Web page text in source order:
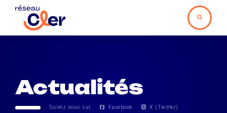
Actualités
Suivez nous sur Facebook X (Twitter)